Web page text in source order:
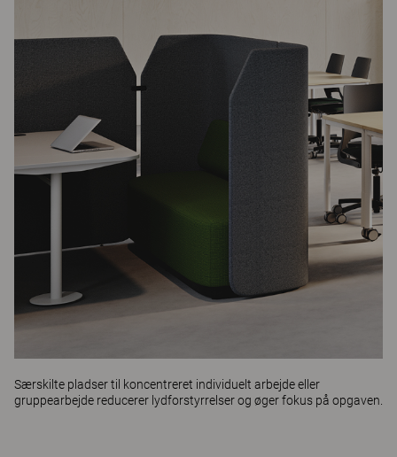
Særskilte pladser til koncentreret individuelt arbejde eller
gruppearbejde reducerer lydforstyrrelser og øger fokus på opgaven.